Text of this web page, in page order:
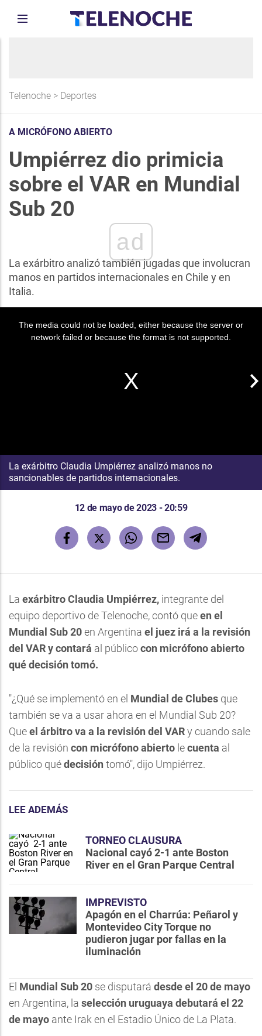
Telenoche > Deportes
A MICRÓFONO ABIERTO
Umpiérrez dio primicia
sobre el VAR en Mundial
Sub 20
ad
La exárbitro analizó también jugadas que involucran
manos en partidos internacionales en Chile y en
Italia.
The media could not be loaded, either because the server or
network failed or because the format is not supported.
La exárbitro Claudia Umpiérrez analizó manos no
sancionables de partidos internacionales.
12 de mayo de 2023 - 20:59
La exárbitro Claudia Umpiérrez, integrante del
equipo deportivo de Telenoche, contó queen el
Mundial Sub 20en Argentina el juez irá a la revisión
del VARy contará al públicocon micrófono abierto
qué decisión tomó.
"¿Qué se implementó en el Mundial de Clubes que
también se va a usar ahora en el Mundial Sub 20?
Queel árbitro va a la revisión del VARy cuando sale
de la revisión con micrófono abierto lecuenta al
público quédecisión tomó", dijo Umpiérrez.
LEE ADEMÁS
TORNEO CLAUSURA
Nacional cayó 2-1 ante Boston
River en el Gran Parque Central
IMPREVISTO
Apagón en el Charrúa: Peñarol y
Montevideo City Torque no
pudieron jugar por fallas en la
iluminación
El Mundial Sub 20 se disputará desde el 20 de mayo
en Argentina, la selección uruguaya debutará el 22
de mayo ante Irak en el Estadio Único de La Plata.